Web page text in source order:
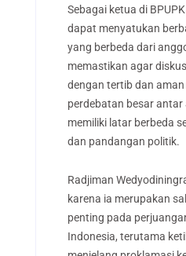
Sebagai ketua di
dapat menyatukan
yang berbeda dari
memastikan agar
dengan tertib dan
perdebatan besar
memiliki latar berbeda
dan pandangan politik.
Radjiman
karena ia merupakan
penting pada
Indonesia, terutama